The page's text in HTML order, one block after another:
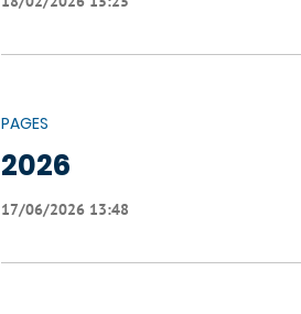
PAGES
2026
17/06/2026 13:48